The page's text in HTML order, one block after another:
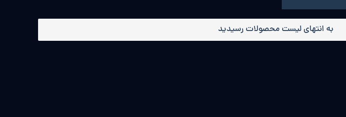
به انتهای لیست محصولات رسیدید